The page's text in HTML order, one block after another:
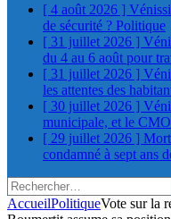
[ 4 août 2026 ]
de sécurité ? Politique
[ 31 juillet 2026 ]
du 4 au 6 août pour
[ 31 juillet 2026 ]
les attentes des
[ 30 juillet 2026 ]
municipale, et le
[ 29 juillet 2026 ]
condamné à sept ans
Rechercher :
AccueilPolitiqueVote sur la